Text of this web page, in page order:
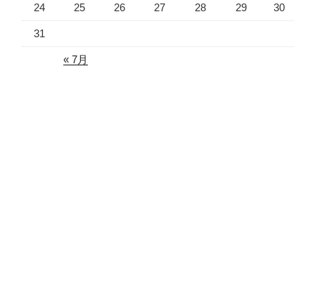
24 25 26 27 28 29 30
31
« 7月